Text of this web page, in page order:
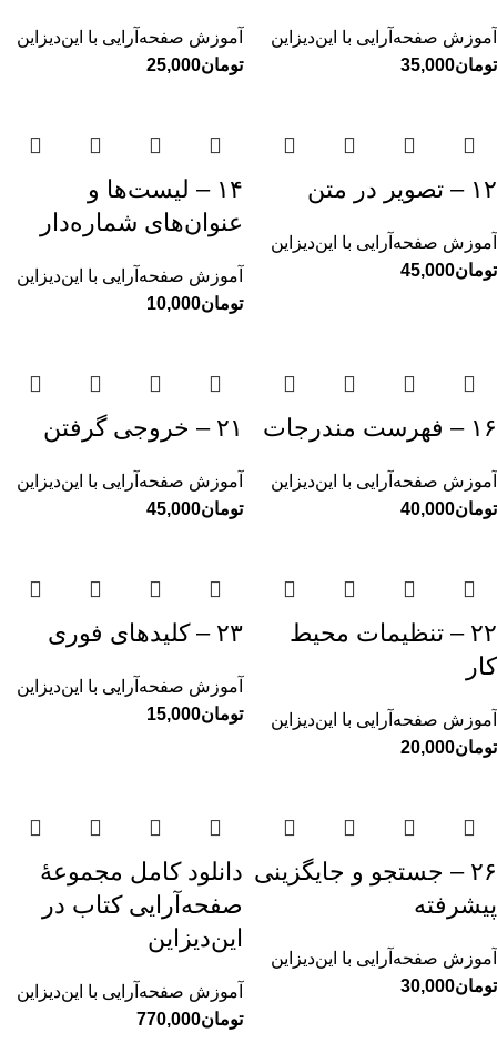
آموزش صفحه‌آرایی با این‌دیزاین
تومان
آموزش صفحه‌آرایی با این‌دیزاین
تومان
۱۲ – تصویر در متن
آموزش صفحه‌آرایی با این‌دیزاین
تومان
۱۴ – لیست‌ها و
عنوان‌های شماره‌دار
آموزش صفحه‌آرایی با این‌دیزاین
تومان
۱۶ – فهرست مندرجات
آموزش صفحه‌آرایی با این‌دیزاین
تومان
۲۱ – خروجی گرفتن
آموزش صفحه‌آرایی با این‌دیزاین
تومان
۲۲ – تنظیمات محیط
کار
آموزش صفحه‌آرایی با این‌دیزاین
تومان
۲۳ – کلیدهای فوری
آموزش صفحه‌آرایی با این‌دیزاین
تومان
۲۶ – جستجو و جایگزینی
پیشرفته
آموزش صفحه‌آرایی با این‌دیزاین
تومان
دانلود کامل مجموعهٔ
صفحه‌آرایی کتاب در
این‌دیزاین
آموزش صفحه‌آرایی با این‌دیزاین
تومان